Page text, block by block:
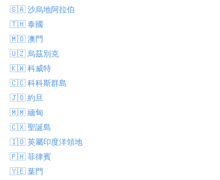
🇸🇦 沙烏地阿拉伯
🇹🇭 泰國
🇲🇴 澳門
🇺🇿 烏茲別克
🇰🇼 科威特
🇨🇨 科科斯群島
🇯🇴 約旦
🇲🇲 緬甸
🇨🇽 聖誕島
🇮🇴 英屬印度洋領地
🇵🇭 菲律賓
🇾🇪 葉門